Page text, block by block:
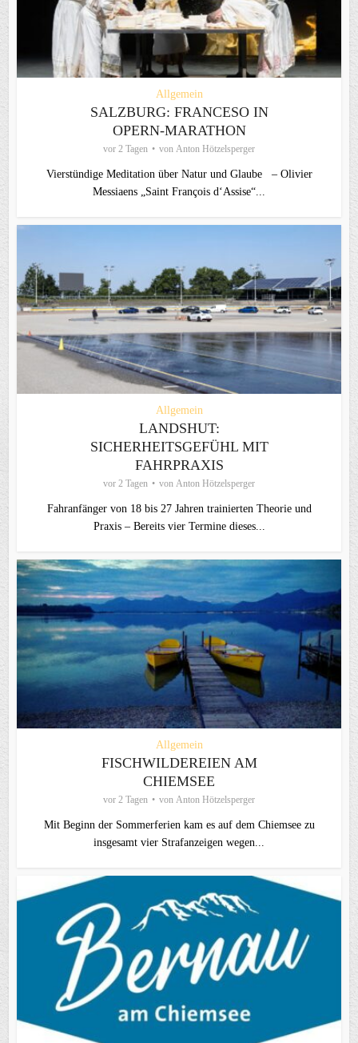
Allgemein
SALZBURG: FRANCESO IN
OPERN-MARATHON
vor 2 Tagen von Anton Hötzelsperger
Vierstündige Meditation über Natur und Glaube – Olivier
Messiaens „Saint François d‘Assise“...
Allgemein
LANDSHUT:
SICHERHEITSGEFÜHL MIT
FAHRPRAXIS
vor 2 Tagen von Anton Hötzelsperger
Fahranfänger von 18 bis 27 Jahren trainierten Theorie und
Praxis – Bereits vier Termine dieses...
Allgemein
FISCHWILDEREIEN AM
CHIEMSEE
vor 2 Tagen von Anton Hötzelsperger
Mit Beginn der Sommerferien kam es auf dem Chiemsee zu
insgesamt vier Strafanzeigen wegen...